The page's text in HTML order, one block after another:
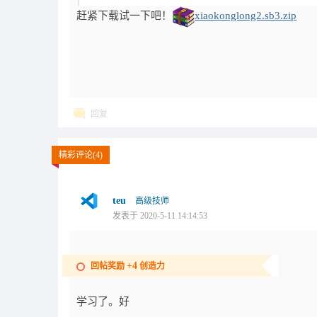
赶紧下载试一下吧！ xiaokonglong2.sb3.zip
回复
精彩评论(4)
teu
高级技师
发表于 2020-5-11 14:14:53
回帖奖励 +4 创造力
学习了。好